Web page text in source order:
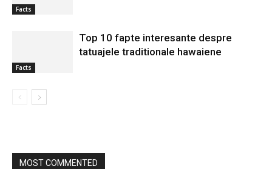
Facts
Facts
Top 10 fapte interesante despre
tatuajele traditionale hawaiene
MOST COMMENTED